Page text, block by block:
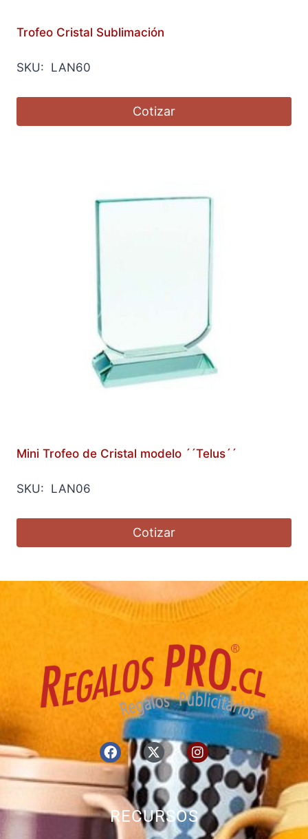
Trofeo Cristal Sublimación
SKU: LAN60
Cotizar
Mini Trofeo de Cristal modelo ´´Telus´´
SKU: LAN06
Cotizar
RECURSOS